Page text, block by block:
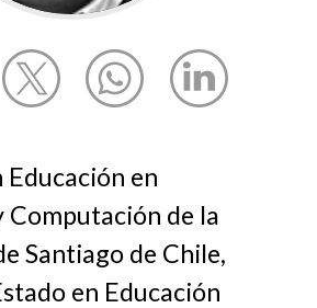
Educación en
Computación de la
Santiago de Chile,
en Educación